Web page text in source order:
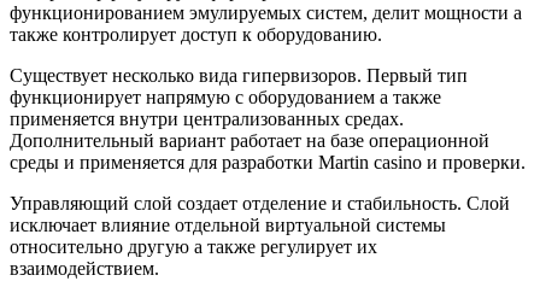
функционированием эмулируемых систем, делит мощности а
также контролирует доступ к оборудованию.
Существует несколько вида гипервизоров. Первый тип
функционирует напрямую с оборудованием а также
применяется внутри централизованных средах.
Дополнительный вариант работает на базе операционной
среды и применяется для разработки Martin casino и проверки.
Управляющий слой создает отделение и стабильность. Слой
исключает влияние отдельной виртуальной системы
относительно другую а также регулирует их
взаимодействием.